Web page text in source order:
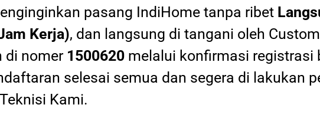
pasang IndiHome tanpa ribet
Kerja), dan langsung di tangani oleh
di nomer 1500620 melalui konfirmasi registrasi
selesai semua dan segera di lakukan
Kami.